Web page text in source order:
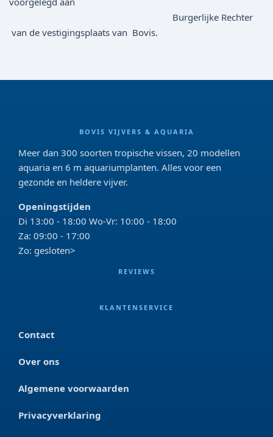
Burgerlijke Rechter
van de vestigingsplaats van Bovis.
BOVIS VIJVERS & AQUARIA
Meer dan 300 soorten tropische vissen, 20 modellen
aquaria en 6 m aquariumplanten. Alles voor een
gezonde en heldere vijver.
Openingstijden
Di 13:00 - 18:00 Wo-Vr: 10:00 - 18:00
Za: 09:00 - 17:00
Zo: gesloten>
REVIEWS
KLANTENSERVICE
Contact
Over ons
Algemene voorwaarden
Privacyverklaring